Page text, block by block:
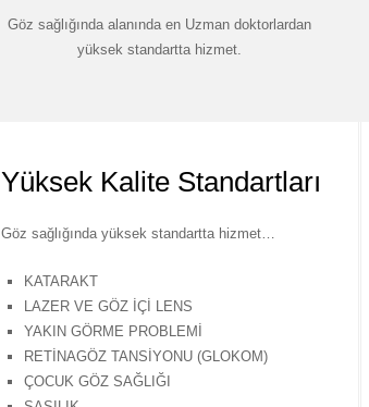
Göz sağlığında alanında en Uzman doktorlardan
yüksek standartta hizmet.
Yüksek Kalite Standartları
Göz sağlığında yüksek standartta hizmet…
KATARAKT
LAZER VE GÖZ İÇİ LENS
YAKIN GÖRME PROBLEMİ
RETİNAGÖZ TANSİYONU (GLOKOM)
ÇOCUK GÖZ SAĞLIĞI